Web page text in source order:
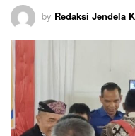
by Redaksi Jendela